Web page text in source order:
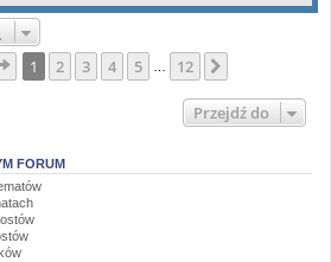
Strona1 z12
1 2 3 4 5 12
Przejdź do
FORUM